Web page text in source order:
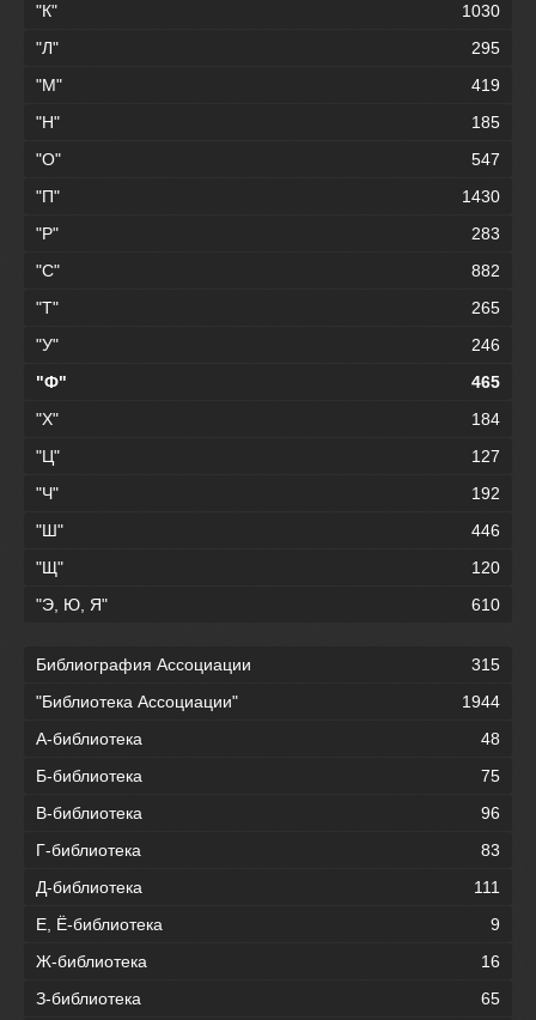
"К"
1030
"Л"
295
"М"
419
"Н"
185
"О"
547
"П"
1430
"Р"
283
"С"
882
"Т"
265
"У"
246
"Ф"
465
"Х"
184
"Ц"
127
"Ч"
192
"Ш"
446
"Щ"
120
"Э, Ю, Я"
610
Библиография Ассоциации
315
"Библиотека Ассоциации"
1944
А-библиотека
48
Б-библиотека
75
В-библиотека
96
Г-библиотека
83
Д-библиотека
111
Е, Ё-библиотека
9
Ж-библиотека
16
З-библиотека
65